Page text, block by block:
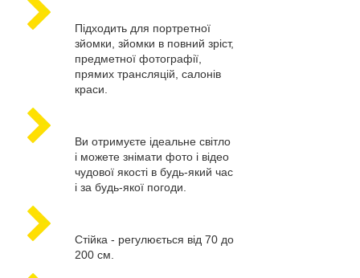
Підходить для портретної
зйомки, зйомки в повний зріст,
предметної фотографії,
прямих трансляцій, салонів
краси.
Ви отримуєте ідеальне світло
і можете знімати фото і відео
чудової якості в будь-який час
і за будь-якої погоди.
Стійка - регулюється від 70 до
200 см.